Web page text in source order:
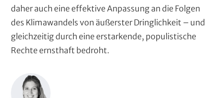
daher auch eine effektive Anpassung an die Folgen
des Klimawandels von äußerster Dringlichkeit – und
gleichzeitig durch eine erstarkende, populistische
Rechte ernsthaft bedroht.